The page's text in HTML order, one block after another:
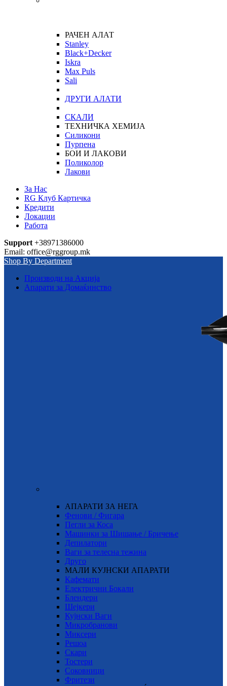
РАЧЕН АЛАТ
Stanley
Black+Decker
Iskra
Max Puls
Sali
ДРУГИ АЛАТИ
СКАЛИ
ТЕХНИЧКА ХЕМИЈА
Силикони
Пурпена
БОИ И ЛАКОВИ
Поликолор
Лакови
За Нас
RG Клуб Картичка
Кредити
Локации
Работа
Support +38971386000
Email: office@rggroup.mk
Shop By Department
Производи на Акција
Апарати за Домаќинство
АПАРАТИ ЗА НЕГА
Фенови / Фигара
Пегли за Коса
Машинки за Шишање / Бричење
Депилатори
Ваги за телесна тежина
Друго
МАЛИ КУЈНСКИ АПАРАТИ
Кафемати
Електрични Бокали
Блендери
Шејкери
Кујнски Ваги
Микробранови
Миксери
Решоа
Скари
Тостери
Соковници
Фритези